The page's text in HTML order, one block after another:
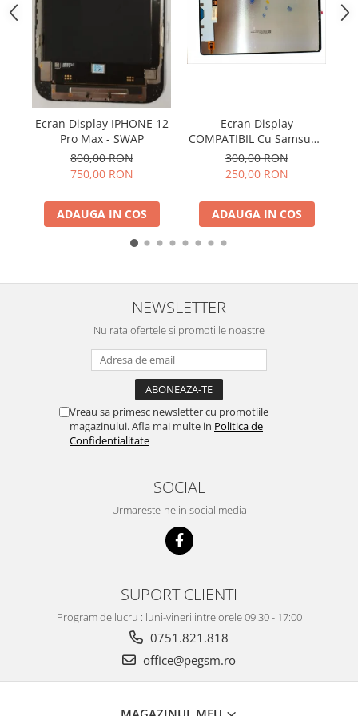
SERIA X
SERIA 11
SERIA 12
SERIA 13
SERIA 14
Ecrane Pentru MOTOROLA
MOTOROLA COMPATIBILE
XIAOMI SERVICE PACK
Ecrane Pentru NOKIA
Ecrane Pentru VIVO
VIVO COMPATIBILE
Ecrane Pentru OPPO
LG COMPATIBILE
Ecrane Pentru DOOGEE
DOOGEE COMPATIBILE
DOOGEE SERVICE PACK
Ecrane Pentru LENOVO
Ecran Display IPHONE 12
Pro Max - SWAP
800,00 RON
750,00 RON
ADAUGA IN COS
Ecran Display
COMPATIBIL Cu Samsung
TAB S9 FE 5G 2023 / X510
/ X516 Fara Rama
300,00 RON
250,00 RON
ADAUGA IN COS
NEWSLETTER
Nu rata ofertele si promotiile noastre
Vreau sa primesc newsletter cu promotiile
magazinului. Afla mai multe in Politica de
Confidentialitate
SOCIAL
Urmareste-ne in social media
SUPORT CLIENTI
Program de lucru : luni-vineri intre orele 09:30 - 17:00
0751.821.818
office@pegsm.ro